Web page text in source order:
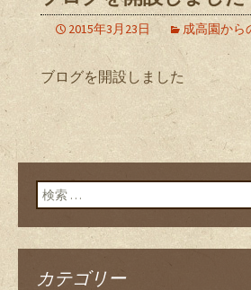
2015年3月23日 成高園から
ブログを開設しました
検索:
カテゴリー